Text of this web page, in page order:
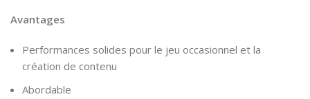
Avantages
Performances solides pour le jeu occasionnel et la
création de contenu
Abordable